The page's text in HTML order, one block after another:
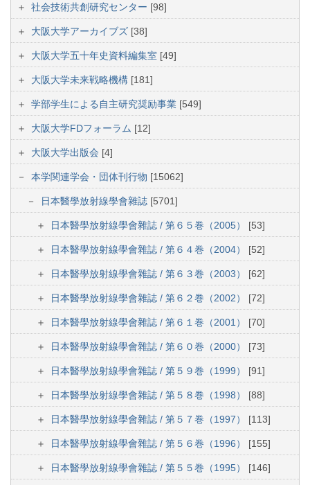
社会技術共創研究センター [98]
大阪大学アーカイブズ [38]
大阪大学五十年史資料編集室 [49]
大阪大学未来戦略機構 [181]
学部学生による自主研究奨励事業 [549]
大阪大学FDフォーラム [12]
大阪大学出版会 [4]
本学関連学会・団体刊行物 [15062]
日本醫學放射線學會雜誌 [5701]
日本醫學放射線學會雜誌 / 第６５巻（2005） [53]
日本醫學放射線學會雜誌 / 第６４巻（2004） [52]
日本醫學放射線學會雜誌 / 第６３巻（2003） [62]
日本醫學放射線學會雜誌 / 第６２巻（2002） [72]
日本醫學放射線學會雜誌 / 第６１巻（2001） [70]
日本醫學放射線學會雜誌 / 第６０巻（2000） [73]
日本醫學放射線學會雜誌 / 第５９巻（1999） [91]
日本醫學放射線學會雜誌 / 第５８巻（1998） [88]
日本醫學放射線學會雜誌 / 第５７巻（1997） [113]
日本醫學放射線學會雜誌 / 第５６巻（1996） [155]
日本醫學放射線學會雜誌 / 第５５巻（1995） [146]